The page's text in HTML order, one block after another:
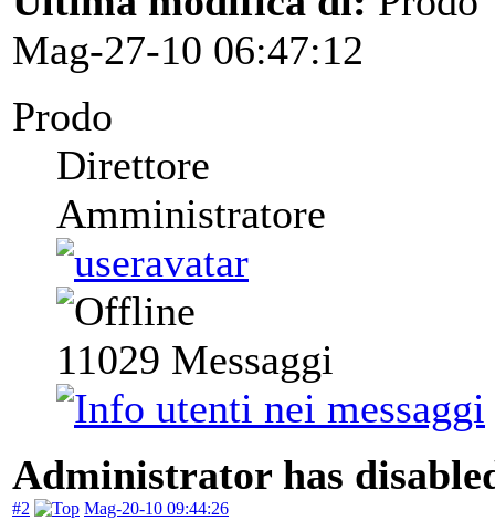
Mag-27-10 06:47:12
Prodo
Direttore
Amministratore
11029 Messaggi
Administrator has
#2 Mag-20-10 09:44:26